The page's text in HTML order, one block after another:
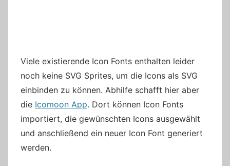
Viele existierende Icon Fonts enthalten leider
noch keine SVG Sprites, um die Icons als SVG
einbinden zu können. Abhilfe schafft hier aber
die Icomoon App. Dort können Icon Fonts
importiert, die gewünschten Icons ausgewählt
und anschließend ein neuer Icon Font generiert
werden.